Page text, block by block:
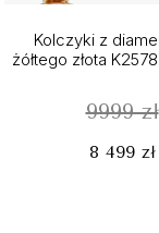
Kolczyki z
żółtego złota
9999 zł
8 499 zł